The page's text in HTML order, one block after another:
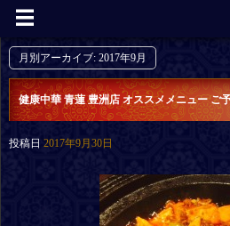
月別アーカイブ: 2017年9月
健康中華 青蓮 豊洲店 オススメメニュー ご
投稿日 2017年9月30日